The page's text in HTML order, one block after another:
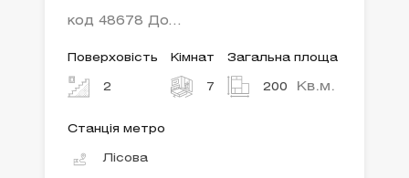
код 48678 До…
Поверховість
2
Кімнат
7
Загальна площа
200 Кв.м.
Станція метро
Лісова